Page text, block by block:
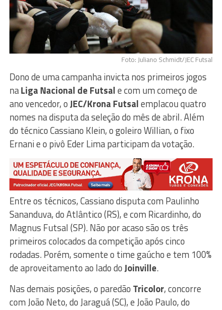
Foto: Juliano Schmidt/JEC Futsal
Dono de uma campanha invicta nos primeiros jogos
naLiga Nacional de Futsale com um começo de
ano vencedor, oJEC/Krona Futsalemplacou quatro
nomes na disputa da seleção do mês de abril. Além
do técnico Cassiano Klein, o goleiro Willian, o fixo
Ernani e o pivô Eder Lima participam da votação.
Entre os técnicos, Cassiano disputa com Paulinho
Sananduva, do Atlântico (RS), e com Ricardinho, do
Magnus Futsal (SP). Não por acaso são os três
primeiros colocados da competição após cinco
rodadas. Porém, somente o time gaúcho e tem 100%
de aproveitamento ao lado doJoinville.
Nas demais posições, o paredão Tricolor, concorre
com João Neto, do Jaraguá (SC), e João Paulo, do